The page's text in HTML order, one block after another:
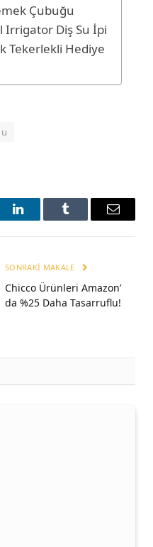
Çubuğu
Irrigator Diş Su İpi
Tekerlekli Hediye
LinkedInTumblr Email
SONRAKI MAKALE
Chicco Ürünleri Amazon’
da %25 Daha Tasarruflu!